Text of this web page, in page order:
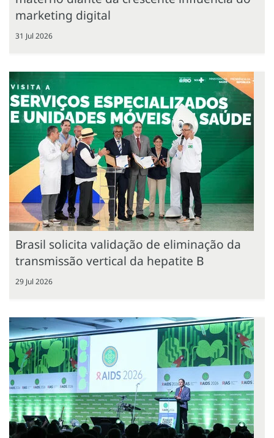
marketing digital
31 Jul 2026
Brasil solicita validação de eliminação da
transmissão vertical da hepatite B
29 Jul 2026